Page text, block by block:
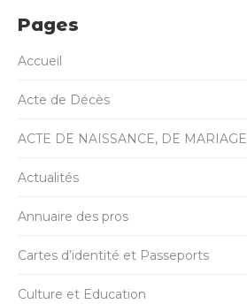
Pages
Accueil
Acte de Décès
ACTE DE NAISSANCE, DE MARIAGE
Actualités
Annuaire des pros
Cartes d’identité et Passeports
Culture et Education